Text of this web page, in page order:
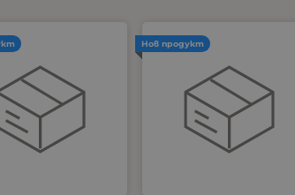
Нов продукт